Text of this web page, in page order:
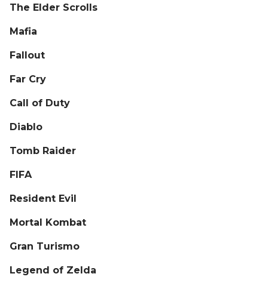
The Elder Scrolls
Mafia
Fallout
Far Cry
Call of Duty
Diablo
Tomb Raider
FIFA
Resident Evil
Mortal Kombat
Gran Turismo
Legend of Zelda